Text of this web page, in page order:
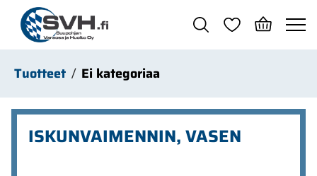
Siirry pääsisältöön
Tuotteet Ei kategoriaa
ISKUNVAIMENNIN, VASEN